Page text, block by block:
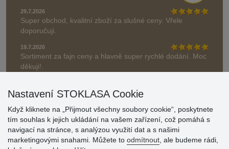
29.7.2026
Super obchod, kvalitní zboží za slušné ceny. Vřele
doporučuji.
19.7.2026
Sortiment za fajn ceny a hlavně super rychlé dodání. Moc
děkuji!.
» Aktuálně 19084 recenzí
Nastavení STOKLASA Cookie
Když kliknete na „Přijmout všechny soubory cookie“, poskytnete
tím souhlas k jejich ukládání na vašem zařízení, což pomáhá s
navigací na stránce, s analýzou využití dat a s našimi
marketingovými snahami. Můžete to odmítnout , ale budeme rádi,